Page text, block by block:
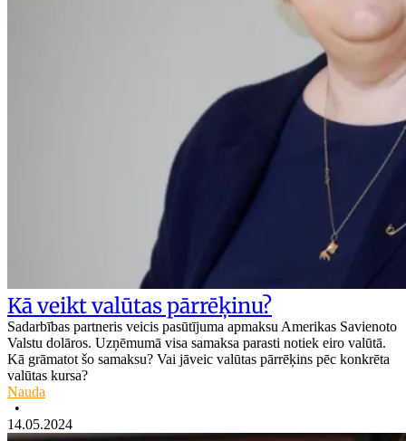
Kā veikt valūtas pārrēķinu?
Sadarbības partneris veicis pasūtījuma apmaksu Amerikas Savienoto
Valstu dolāros. Uzņēmumā visa samaksa parasti notiek eiro valūtā.
Kā grāmatot šo samaksu? Vai jāveic valūtas pārrēķins pēc konkrēta
valūtas kursa?
Nauda
•
14.05.2024